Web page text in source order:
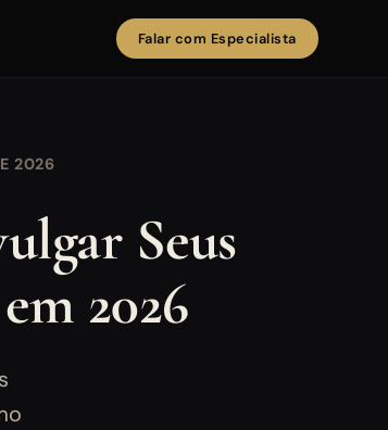
Falar com Especialista
2026
Seus
2026